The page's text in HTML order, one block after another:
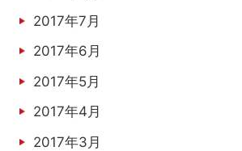
2017年7月
2017年6月
2017年5月
2017年4月
2017年3月